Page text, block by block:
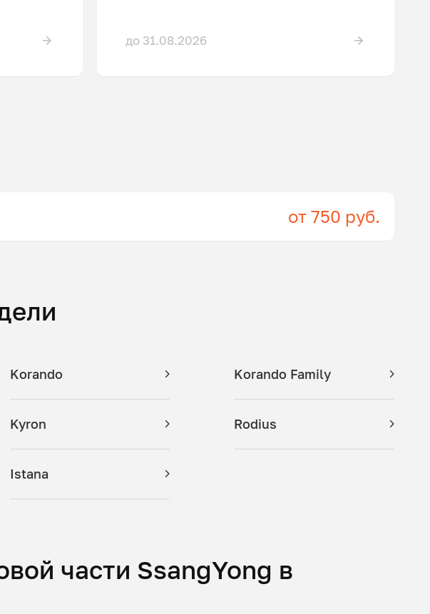
до 31.08.2026
от 750 руб.
Korando Korando Family
Kyron Rodius
Istana
части SsangYong в